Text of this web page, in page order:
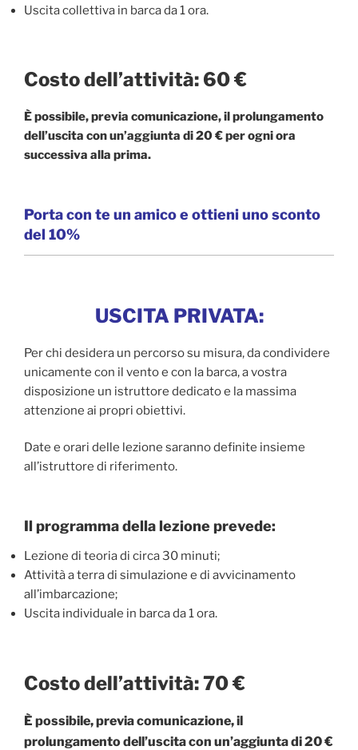
Uscita collettiva in barca da 1 ora.
Costo dell’attività: 60 €
È possibile, previa comunicazione, il prolungamento
dell’uscita con un’aggiunta di 20 € per ogni ora
successiva alla prima.
Porta con te un amico e ottieni uno sconto
del 10%
USCITA PRIVATA:
Per chi desidera un percorso su misura, da condividere
unicamente con il vento e con la barca, a vostra
disposizione un istruttore dedicato e la massima
attenzione ai propri obiettivi.
Date e orari delle lezione saranno definite insieme
all’istruttore di riferimento.
Il programma della lezione prevede:
Lezione di teoria di circa 30 minuti;
Attività a terra di simulazione e di avvicinamento
all’imbarcazione;
Uscita individuale in barca da 1 ora.
Costo dell’attività:70 €
È possibile, previa comunicazione, il
prolungamento dell’uscita con un’aggiunta di 20 €